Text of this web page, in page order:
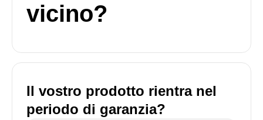
vicino?
Il vostro prodotto rientra nel
periodo di garanzia?